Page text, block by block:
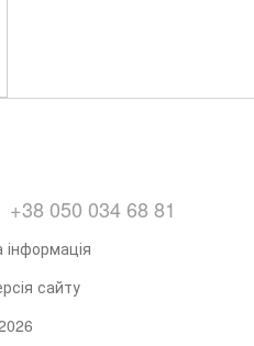
+38 050 034 68 81
сайту